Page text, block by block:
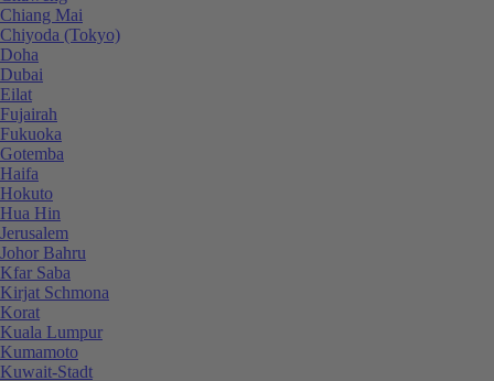
Chiang Mai
Chiyoda (Tokyo)
Doha
Dubai
Eilat
Fujairah
Fukuoka
Gotemba
Haifa
Hokuto
Hua Hin
Jerusalem
Johor Bahru
Kfar Saba
Kirjat Schmona
Korat
Kuala Lumpur
Kumamoto
Kuwait-Stadt